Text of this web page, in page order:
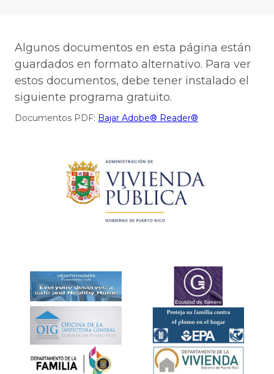
Algunos documentos en esta página están
guardados en formato alternativo. Para ver
estos documentos, debe tener instalado el
siguiente programa gratuito.
Documentos PDF: Bajar Adobe® Reader®